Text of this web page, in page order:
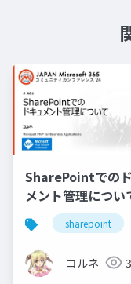
SharePointでの
メント管理につい
sharepoint
コルネ